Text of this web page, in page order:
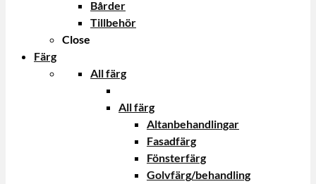
Bårder
Tillbehör
Close
Färg
All färg
All färg
Altanbehandlingar
Fasadfärg
Fönsterfärg
Golvfärg/behandling